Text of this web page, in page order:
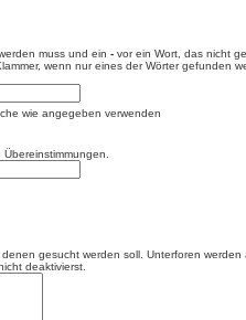
muss und ein - vor ein Wort, das nicht
wenn nur eines der Wörter gefunden
wie angegeben verwenden
gesucht werden soll. Unterforen
deaktivierst.